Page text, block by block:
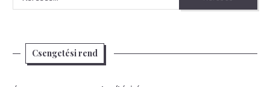
Csengetési rend